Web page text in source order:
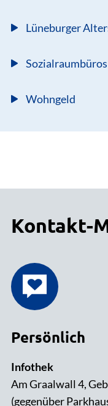
Lüneburger
Sozialraumbüros
Wohngeld
Kontakt-
Persönlich
Infothek
Am Graalwall 4,
(gegenüber